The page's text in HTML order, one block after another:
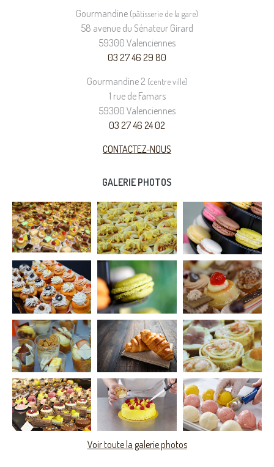
Gourmandine (pâtisserie de la gare)
58 avenue du Sénateur Girard
59300 Valenciennes
03 27 46 29 80
Gourmandine 2 (centre ville)
1 rue de Famars
59300 Valenciennes
03 27 46 24 02
CONTACTEZ-NOUS
GALERIE PHOTOS
Voir toute la galerie photos